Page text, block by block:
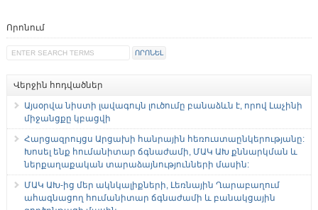
Որոնում
Վերջին հոդվածներ
Այսօրվա նիստի լավագույն լուծումը բանաձևն է, որով Լաչինի
միջանցքը կբացվի
Հարցազրույցս Արցախի հանրային հեռուստաընկերությանը:
Խոսել ենք հումանիտար ճգնաժամի, ՄԱԿ ԱԽ քննարկման և
ներքաղաքական տարաձայնությունների մասին:
ՄԱԿ ԱԽ-ից մեր ակնկալիքների, Լեռնային Ղարաբաղում
ահագնացող հումանիտար ճգնաժամի և բանակցային